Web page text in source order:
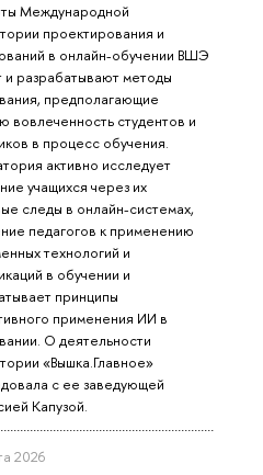
Международной
проектирования и
в онлайн-обучении ВШЭ
и разрабатывают методы
предполагающие
вовлеченность студентов и
в процесс обучения.
активно исследует
учащихся через их
следы в онлайн-системах,
педагогов к применению
технологий и
в обучении и
принципы
применения ИИ в
О деятельности
«Вышка.Главное»
с ее заведующей
Капузой.
2026